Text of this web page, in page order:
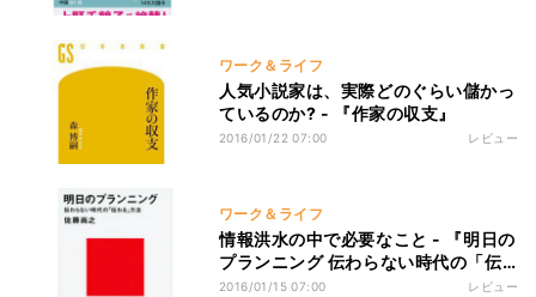
ワーク＆ライフ
人気小説家は、実際どのぐらい儲かっ
ているのか? - 『作家の収支』
2016/01/22 07:00 レビュー
ワーク＆ライフ
情報洪水の中で必要なこと - 『明日の
プランニング 伝わらない時代の「伝
わる」方法』
2016/01/15 07:00 レビュー